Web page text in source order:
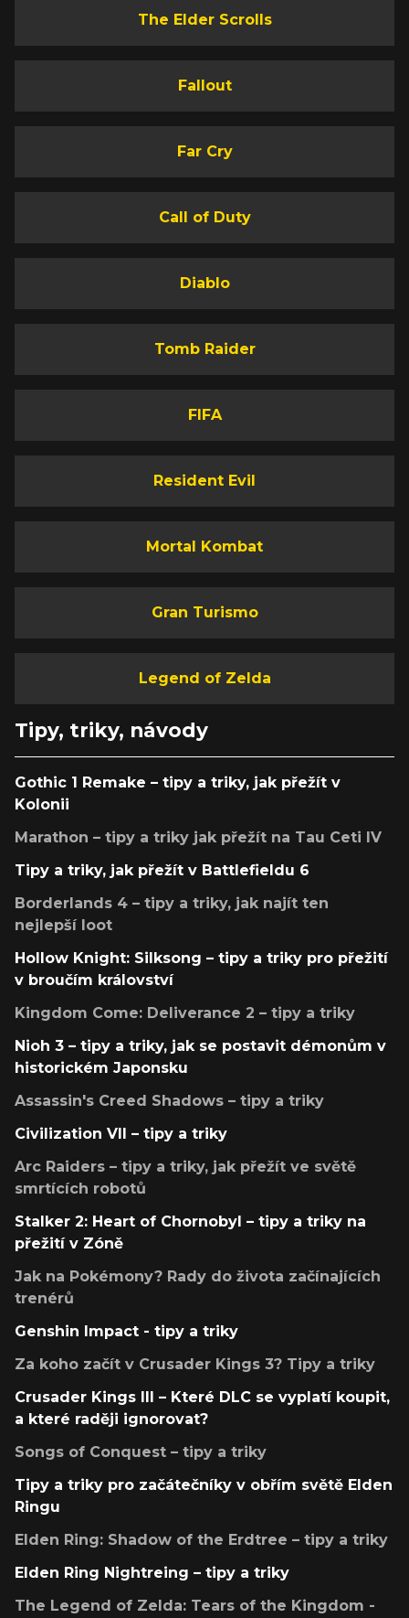
The Elder Scrolls
Fallout
Far Cry
Call of Duty
Diablo
Tomb Raider
FIFA
Resident Evil
Mortal Kombat
Gran Turismo
Legend of Zelda
Tipy, triky, návody
Gothic 1 Remake – tipy a triky, jak přežít v
Kolonii
Marathon – tipy a triky jak přežít na Tau Ceti IV
Tipy a triky, jak přežít v Battlefieldu 6
Borderlands 4 – tipy a triky, jak najít ten
nejlepší loot
Hollow Knight: Silksong – tipy a triky pro přežití
v broučím království
Kingdom Come: Deliverance 2 – tipy a triky
Nioh 3 – tipy a triky, jak se postavit démonům v
historickém Japonsku
Assassin's Creed Shadows – tipy a triky
Civilization VII – tipy a triky
Arc Raiders – tipy a triky, jak přežít ve světě
smrtících robotů
Stalker 2: Heart of Chornobyl – tipy a triky na
přežití v Zóně
Jak na Pokémony? Rady do života začínajících
trenérů
Genshin Impact - tipy a triky
Za koho začít v Crusader Kings 3? Tipy a triky
Crusader Kings III – Které DLC se vyplatí koupit,
a které raději ignorovat?
Songs of Conquest – tipy a triky
Tipy a triky pro začátečníky v obřím světě Elden
Ringu
Elden Ring: Shadow of the Erdtree – tipy a triky
Elden Ring Nightreing – tipy a triky
The Legend of Zelda: Tears of the Kingdom -